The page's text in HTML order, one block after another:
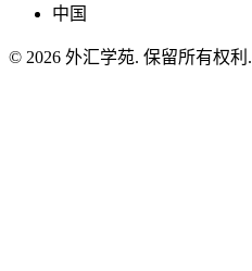
中国
© 2026 外汇学苑. 保留所有权利.